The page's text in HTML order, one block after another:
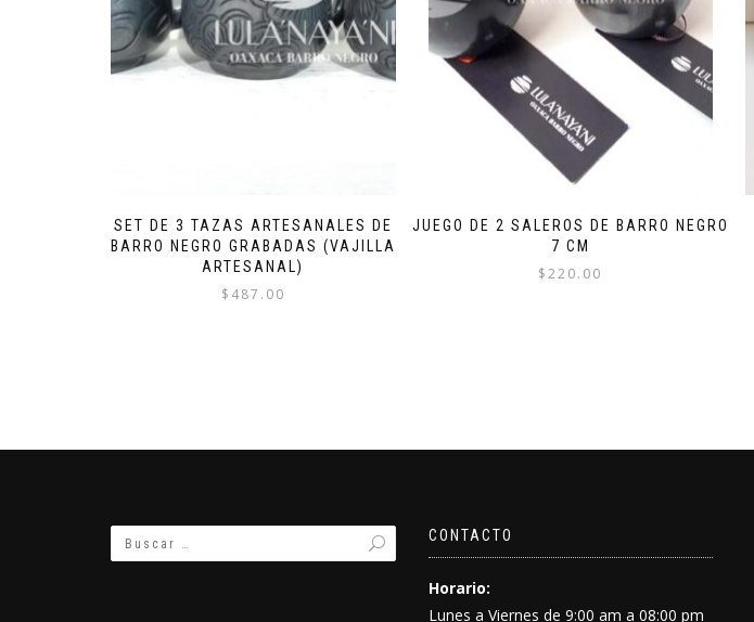
SET DE 3 TAZAS ARTESANALES DE
BARRO NEGRO GRABADAS (VAJILLA
ARTESANAL)
$ 487.00
JUEGO DE 2 SALEROS DE BARRO NEGRO
7 CM
$220.00
CONTACTO
Horario:
Lunes a Viernes de 9:00 am a 08:00 pm